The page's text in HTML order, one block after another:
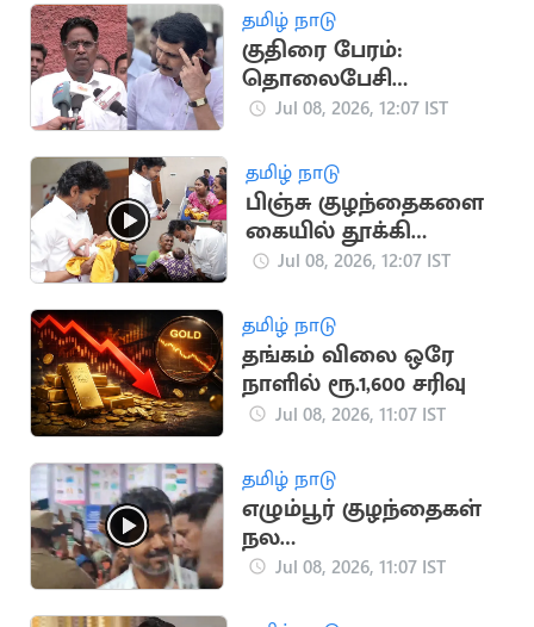
தமிழ் நாடு
குதிரை பேரம்:
தொலைபேசி
உரையாடல்கள் பதிவு
திமுக தரப்பு
Jul 08, 2026, 12:07 IST
தமிழ் நாடு
பிஞ்சு குழந்தைகளை
கையில் தூக்கி
கொஞ்சிய
Jul 08, 2026, 12:07 IST
தமிழ் நாடு
தங்கம் விலை ஒரே
நாளில் ரூ.1,600 சரிவு
Jul 08, 2026, 11:07 IST
தமிழ் நாடு
எழும்பூர் குழந்தைகள்
நல
மருத்துவமனையில்
Jul 08, 2026, 11:07 IST